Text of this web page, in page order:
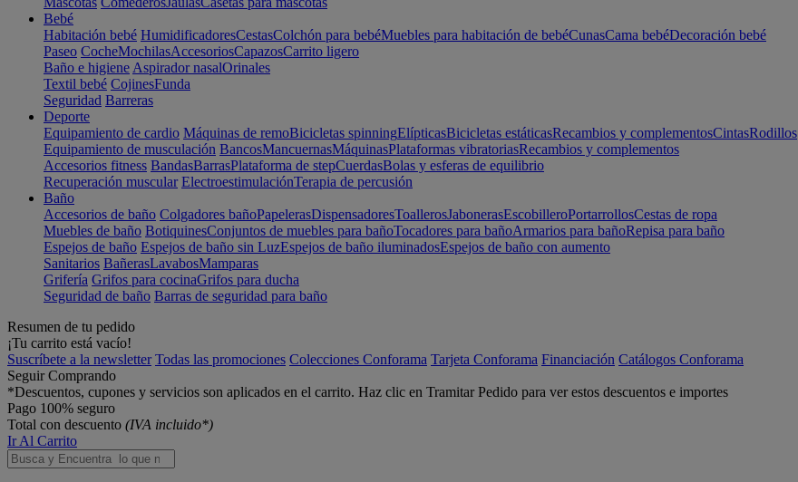
Bebé
Habitación bebé HumidificadoresCestasColchón para bebéMuebles para habitación de bebéCunasCama bebéDecoración bebé
Paseo CocheMochilasAccesoriosCapazosCarrito ligero
Baño e higiene Aspirador nasalOrinales
Textil bebé CojinesFunda
Seguridad Barreras
Deporte
Equipamiento de cardio Máquinas de remoBicicletas spinningElípticasBicicletas estáticasRecambios y complementosCintasRodillos
Equipamiento de musculación BancosMancuernasMáquinasPlataformas vibratoriasRecambios y complementos
Accesorios fitness BandasBarrasPlataforma de stepCuerdasBolas y esferas de equilibrio
Recuperación muscular ElectroestimulaciónTerapia de percusión
Baño
Accesorios de baño Colgadores bañoPapelerasDispensadoresToallerosJabonerasEscobilleroPortarrollosCestas de ropa
Muebles de baño BotiquinesConjuntos de muebles para bañoTocadores para bañoArmarios para bañoRepisa para baño
Espejos de baño Espejos de baño sin LuzEspejos de baño iluminadosEspejos de baño con aumento
Sanitarios BañerasLavabosMamparas
Grifería Grifos para cocinaGrifos para ducha
Seguridad de baño Barras de seguridad para baño
Resumen de tu pedido
¡Tu carrito está vacío!
Suscríbete a la newsletter Todas las promociones Colecciones Conforama Tarjeta Conforama Financiación Catálogos Conforama
Seguir Comprando
*Descuentos, cupones y servicios son aplicados en el carrito. Haz clic en Tramitar Pedido para ver estos descuentos e importes
Pago 100% seguro
Total con descuento (IVA incluido*)
Ir Al Carrito